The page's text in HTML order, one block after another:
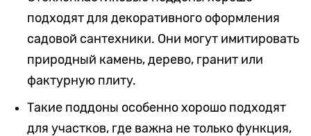
подходят для декоративного оформления
садовой сантехники. Они могут имитировать
природный камень, дерево, гранит или
фактурную плиту.
Такие поддоны особенно хорошо подходят
для участков, где важна не только функция,